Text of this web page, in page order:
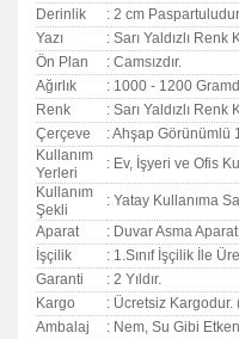
Derinlik
: 2 cm
Yazı
: Sarı Yaldızlı Renk
Ön Plan
: Camsızdır.
Ağırlık
: 1000 - 1200
Renk
: Sarı Yaldızlı Renk
Çerçeve
: Ahşap Görünümlü
Kullanım
Yerleri
: Ev, İşyeri ve Ofis
Kullanım
Şekli
: Yatay Kullanıma
Aparat
: Duvar Asma
İşçilik
: 1.Sınıf İşçilik İle
Garanti
: 2 Yıldır.
Kargo
: Ücretsiz Kargodur.
Ambalaj
: Nem, Su Gibi